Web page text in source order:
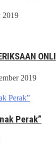
2019
2019
Perak”